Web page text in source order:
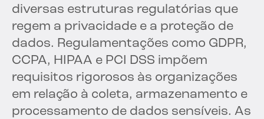
diversas estruturas regulatórias que
regem a privacidade e a proteção de
dados. Regulamentações como GDPR,
CCPA, HIPAA e PCI DSS impõem
requisitos rigorosos às organizações
em relação à coleta, armazenamento e
processamento de dados sensíveis. As